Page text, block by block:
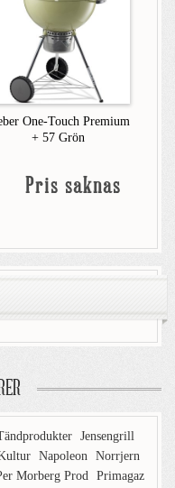
One-Touch Premium
+ 57 Grön
Pris saknas
Jensengrill
Napoleon Norrjern
Morberg Prod
Primagaz